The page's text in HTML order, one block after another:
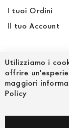
I tuoi Ordini
Il tuo Account
Utilizziamo i
offrire
maggiori
Policy